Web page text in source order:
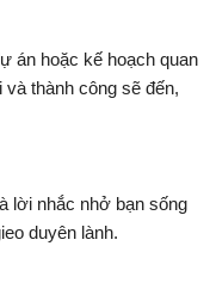
án hoặc kế hoạch quan
thành công sẽ đến,
lời nhắc nhở bạn sống
duyên lành.